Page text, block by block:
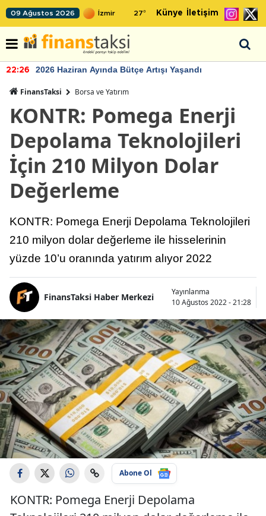
09 Ağustos 2026 27° Künye İletişim
22:26 2026 Haziran Ayında Bütçe Artışı Yaşandı
FinansTaksi Borsa ve Yatırım
KONTR: Pomega Enerji
Depolama Teknolojileri
İçin 210 Milyon Dolar
Değerleme
KONTR: Pomega Enerji Depolama Teknolojileri
210 milyon dolar değerleme ile hisselerinin
yüzde 10’u oranında yatırım alıyor 2022
FinansTaksi Haber Merkezi
Yayınlanma
10 Ağustos 2022 - 21:28
Abone Ol
KONTR: Pomega Enerji Depolama